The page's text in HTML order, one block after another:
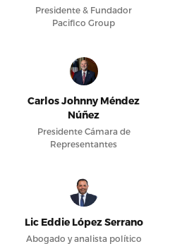
Presidente & Fundador
Pacifico Group
Carlos Johnny Méndez
Núñez
Presidente Cámara de
Representantes
Lic Eddie López Serrano
Abogado y analista político